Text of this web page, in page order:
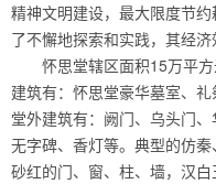
精神文明建设，最大限度节
了不懈地探索和实践，其经济
怀思堂辖区面积15万平
建筑有：怀思堂豪华墓室、
堂外建筑有：阙门、乌头门
无字碑、香灯等。典型的仿
砂红的门、窗、柱、墙，汉